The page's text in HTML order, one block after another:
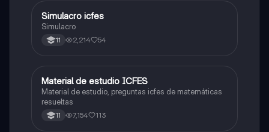
ICFES: Lectura Crítica
Simulacro icfes
Simulacro
11 2,214 54
ICFES: Matemáticas
Material de estudio ICFES
Material de estudio, preguntas icfes de matemáticas
resueltas
11 7,154 113